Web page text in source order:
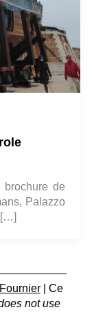
brochure de
Palazzo
[…]
| Ce
not use